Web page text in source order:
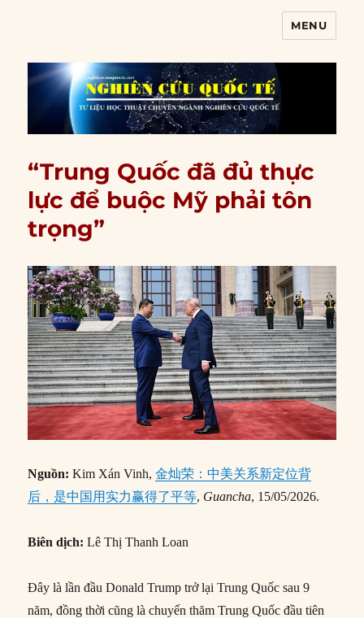
MENU
“Trung Quốc đã đủ thực
lực để buộc Mỹ phải tôn
trọng”
Nguồn:Kim Xán Vinh,金灿荣：中美关系新定位背
后，是中国用实力赢得了平等, Guancha, 15/05/2026.
Biên dịch:Lê Thị Thanh Loan
Đây là lần đầu Donald Trump trở lại Trung Quốc sau 9
năm, đồng thời cũng là chuyến thăm Trung Quốc đầu tiên